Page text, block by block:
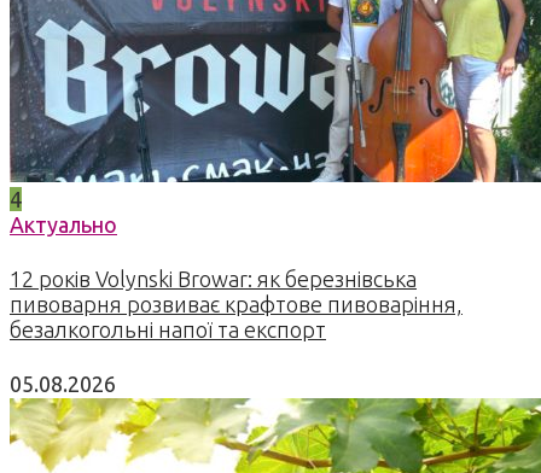
4
Актуально
12 років Volynski Browar: як березнівська
пивоварня розвиває крафтове пивоваріння,
безалкогольні напої та експорт
05.08.2026